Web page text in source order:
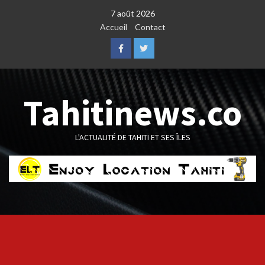
7 août 2026
Accueil
Contact
FacebookTwitter
Tahitinews.co
L'ACTUALITÉ DE TAHITI ET SES ÎLES